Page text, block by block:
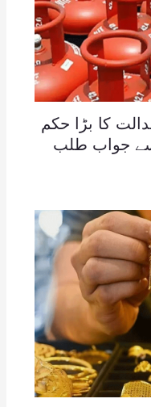
کا بڑا حکم
سے جواب طلب